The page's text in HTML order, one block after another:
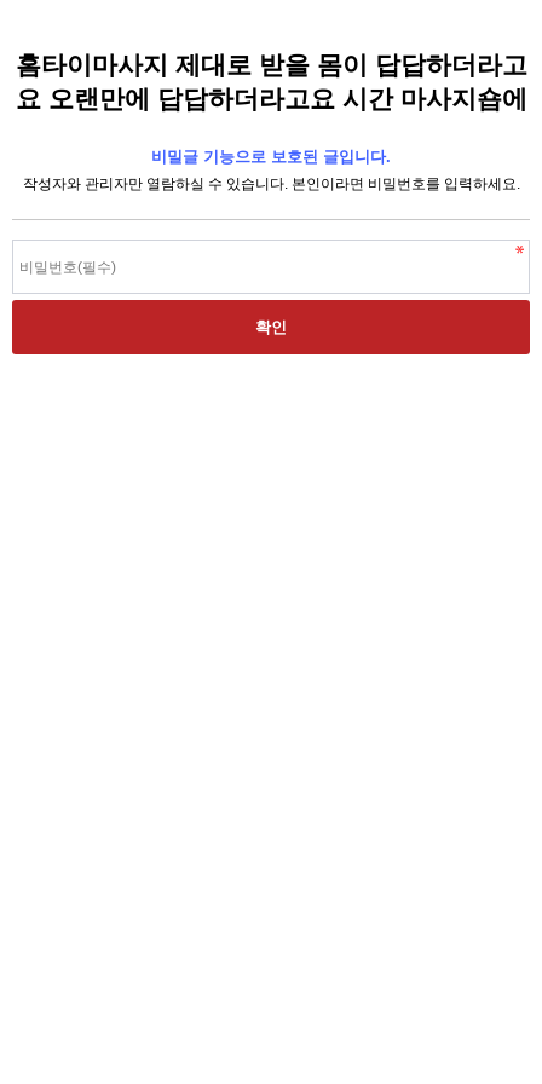
홈타이마사지 제대로 받을 몸이 답답하더라고
요 오랜만에 답답하더라고요 시간 마사지숍에
비밀글 기능으로 보호된 글입니다.
작성자와 관리자만 열람하실 수 있습니다. 본인이라면 비밀번호를 입력하세요.